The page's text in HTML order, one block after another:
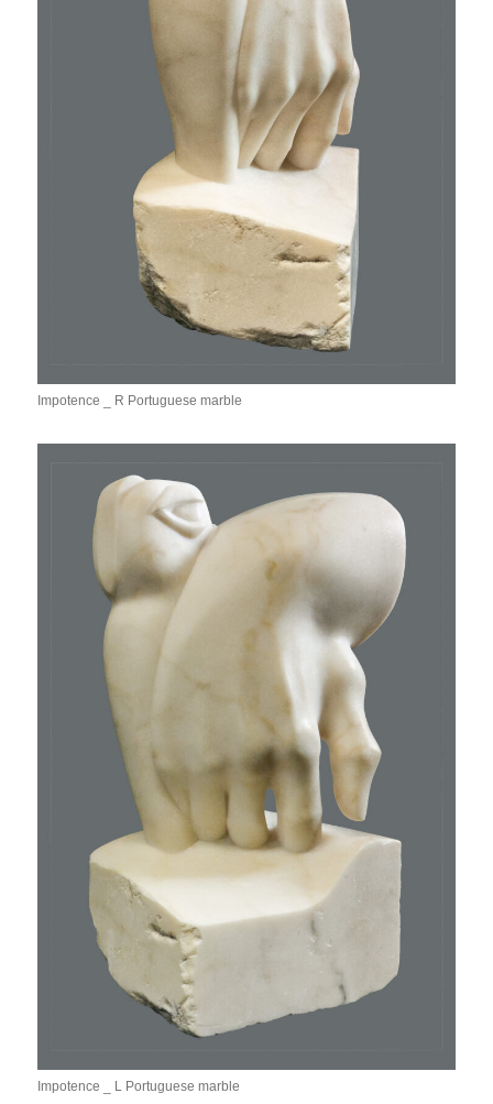
Impotence _ R Portuguese marble
Impotence _ L Portuguese marble